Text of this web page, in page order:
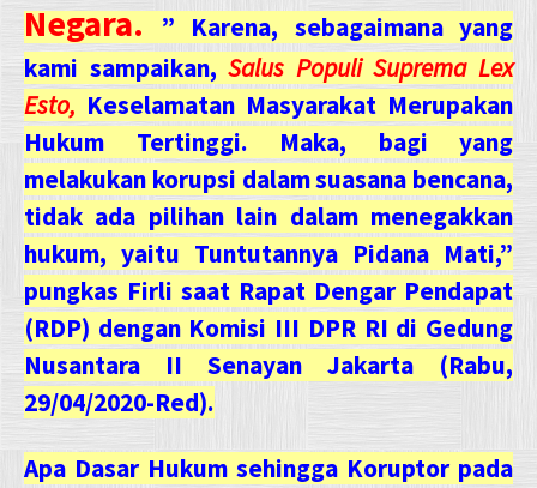
Negara. ” Karena, sebagaimana yang
kami sampaikan,Salus Populi Suprema Lex
Esto, Keselamatan Masyarakat Merupakan
Hukum Tertinggi. Maka, bagi yang
melakukan korupsi dalam suasana bencana,
tidak ada pilihan lain dalam menegakkan
hukum, yaitu Tuntutannya Pidana Mati,”
pungkas Firli saat Rapat Dengar Pendapat
(RDP) dengan Komisi III DPR RI di Gedung
Nusantara II Senayan Jakarta (Rabu,
29/04/2020-Red).
Apa Dasar Hukum sehingga Koruptor pada